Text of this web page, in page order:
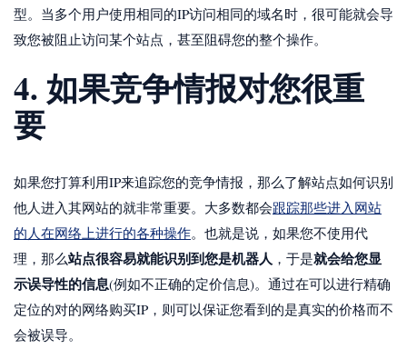
型。当多个用户使用相同的IP访问相同的域名时，很可能就会导
致您被阻止访问某个站点，甚至阻碍您的整个操作。
4. 如果竞争情报对您很重
要
如果您打算利用IP来追踪您的竞争情报，那么了解站点如何识别
他人进入其网站的就非常重要。大多数都会跟踪那些进入网站
的人在网络上进行的各种操作。也就是说，如果您不使用代
理，那么站点很容易就能识别到您是机器人 ，于是就会给您显
示误导性的信息(例如不正确的定价信息)。通过在可以进行精确
定位的对的网络购买IP，则可以保证您看到的是真实的价格而不
会被误导。